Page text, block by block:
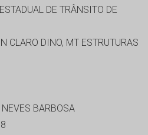
DE TRÂNSITO DE
CLARO DINO, MT ESTRUTURAS
BARBOSA